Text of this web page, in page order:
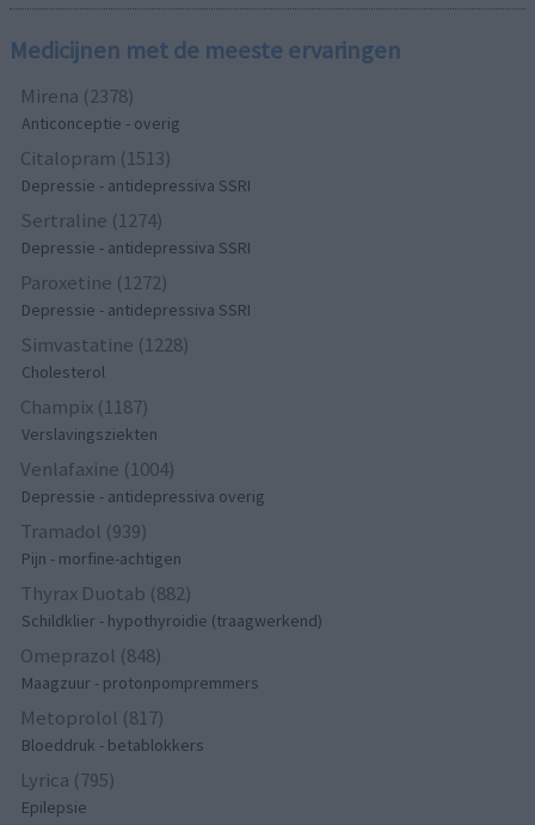
Medicijnen met de meeste ervaringen
Mirena (2378)
Anticonceptie - overig
Citalopram (1513)
Depressie - antidepressiva SSRI
Sertraline (1274)
Depressie - antidepressiva SSRI
Paroxetine (1272)
Depressie - antidepressiva SSRI
Simvastatine (1228)
Cholesterol
Champix (1187)
Verslavingsziekten
Venlafaxine (1004)
Depressie - antidepressiva overig
Tramadol (939)
Pijn - morfine-achtigen
Thyrax Duotab (882)
Schildklier - hypothyroidie (traagwerkend)
Omeprazol (848)
Maagzuur - protonpompremmers
Metoprolol (817)
Bloeddruk - betablokkers
Lyrica (795)
Epilepsie